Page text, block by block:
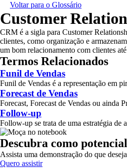
Voltar para o Glossário
Customer
CRM é a sigla para Customer
clientes, como organização e
um bom relacionamento com clientes
Termos Relacionados
Funil de Vendas
Funil de Vendas é a representação em
Forecast de Vendas
Forecast, Forecast de Vendas ou ainda
Follow-up
Follow-up se trata de uma estratégia de
Descubra como
Assista uma demonstração do que
Quero assistir